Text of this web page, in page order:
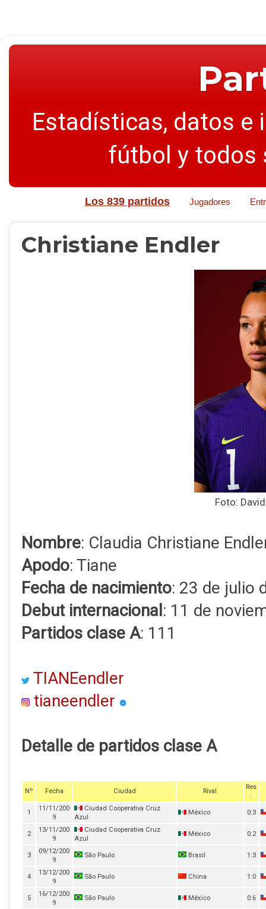
Estadísticas, datos e
fútbol y todos
Los 839 partidos Jugadores
Christiane Endler
Foto:
Nombre: Claudia Christiane
Apodo: Tiane
Fecha de nacimiento: 23 de julio
Debut internacional : 11 de
Partidos clase A: 111
TIANEendler
tianeendler
Detalle de partidos clase A
Nº Fecha Ciudad Rival
Res
.
1
11/11/200
9
Ciudad Cooperativa Cruz
Azul
México 0:3
2
13/11/200
9
Ciudad Cooperativa Cruz
Azul
México 0:2
3
09/12/200
9
São Paulo Brasil 1:3
4
13/12/200
9
São Paulo China 1:0
5
16/12/200
9
São Paulo México 0:6